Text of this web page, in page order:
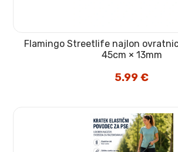
Flamingo Streetlife najlon
45cm × 13mm
5.99€